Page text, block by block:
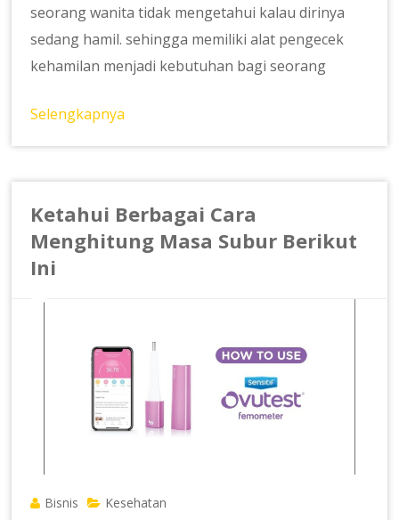
seorang wanita tidak mengetahui kalau dirinya
sedang hamil. sehingga memiliki alat pengecek
kehamilan menjadi kebutuhan bagi seorang
Selengkapnya
Ketahui Berbagai Cara
Menghitung Masa Subur Berikut
Ini
Bisnis Kesehatan